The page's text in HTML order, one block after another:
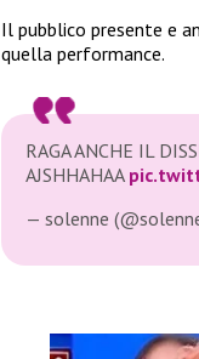
Il pubblico presente e
quella performance.
RAGA ANCHE IL
AJSHHAHAA
— solenne